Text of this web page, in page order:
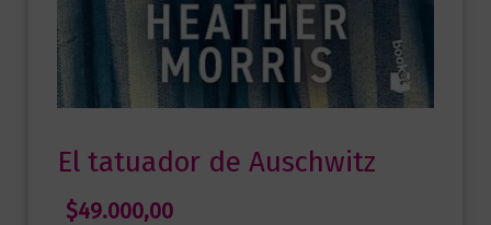
El tatuador de Auschwitz
$49.000,00